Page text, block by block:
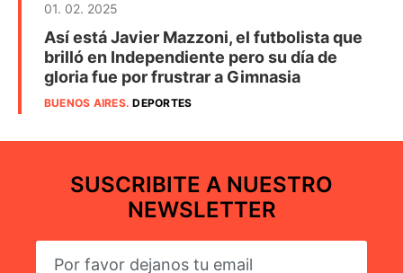
01. 02. 2025
Así está Javier Mazzoni, el futbolista que
brilló en Independiente pero su día de
gloria fue por frustrar a Gimnasia
BUENOS AIRES.DEPORTES
SUSCRIBITE A NUESTRO
NEWSLETTER